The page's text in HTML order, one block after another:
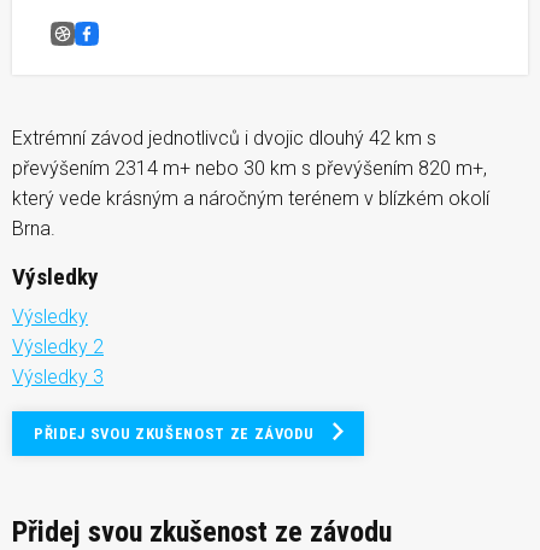
Brněnský masakr
Facebook
Extrémní závod jednotlivců i dvojic dlouhý 42 km s
převýšením 2314 m+ nebo 30 km s převýšením 820 m+,
který vede krásným a náročným terénem v blízkém okolí
Brna.
Výsledky
Výsledky
Výsledky 2
Výsledky 3
PŘIDEJ SVOU ZKUŠENOST ZE ZÁVODU
Přidej svou zkušenost ze závodu